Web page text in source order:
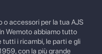
o accessori per la tua AJS
Wemoto abbiamo tutto
tutti i ricambi, le parti e gli
con la più grande